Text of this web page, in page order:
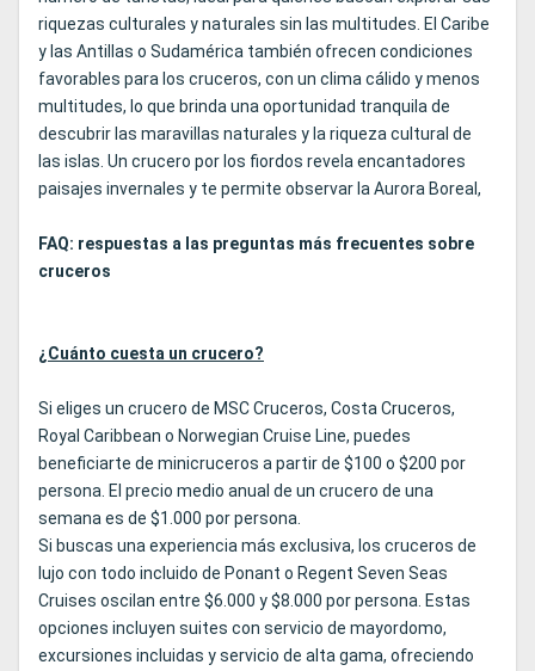
riquezas culturales y naturales sin las multitudes. El Caribe
y las Antillas o Sudamérica también ofrecen condiciones
favorables para los cruceros, con un clima cálido y menos
multitudes, lo que brinda una oportunidad tranquila de
descubrir las maravillas naturales y la riqueza cultural de
las islas. Un crucero por los fiordos revela encantadores
paisajes invernales y te permite observar la Aurora Boreal,
FAQ: respuestas a las preguntas más frecuentes sobre
cruceros
¿Cuánto cuesta un crucero?
Si eliges un crucero de MSC Cruceros, Costa Cruceros,
Royal Caribbean o Norwegian Cruise Line, puedes
beneficiarte de minicruceros a partir de $100 o $200 por
persona. El precio medio anual de un crucero de una
semana es de $1.000 por persona.
Si buscas una experiencia más exclusiva, los cruceros de
lujo con todo incluido de Ponant o Regent Seven Seas
Cruises oscilan entre $6.000 y $8.000 por persona. Estas
opciones incluyen suites con servicio de mayordomo,
excursiones incluidas y servicio de alta gama, ofreciendo